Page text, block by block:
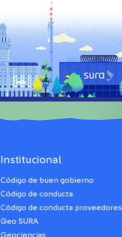
Institucional
Código de buen gobierno
Código de conducta
Código de conducta proveedores
Geo SURA
Geociencias